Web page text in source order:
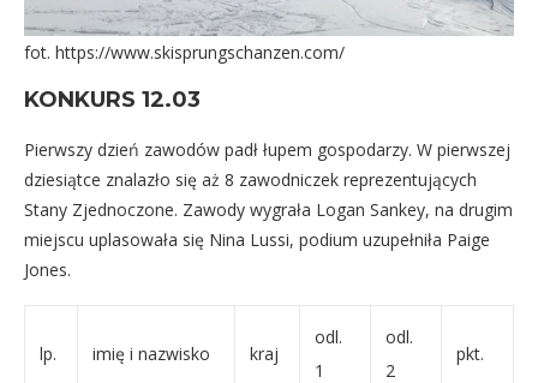
fot. https://www.skisprungschanzen.com/
KONKURS 12.03
Pierwszy dzień zawodów padł łupem gospodarzy. W pierwszej
dziesiątce znalazło się aż 8 zawodniczek reprezentujących
Stany Zjednoczone. Zawody wygrała Logan Sankey, na drugim
miejscu uplasowała się Nina Lussi, podium uzupełniła Paige
Jones.
lp. imię i nazwisko kraj
odl.
1
odl.
2
pkt.